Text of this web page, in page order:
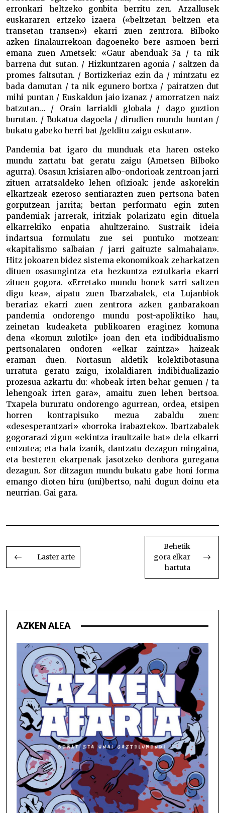
erronkari heltzeko gonbita berritu zen. Arzallusek
euskararen ertzeko izaera («beltzetan beltzen eta
transetan transen») ekarri zuen zentrora. Bilboko
azken finalaurrekoan dagoeneko bere asmoen berri
emana zuen Ametsek: «Gaur abenduak 3a / ta nik
barrena dut sutan. / Hizkuntzaren agonia / saltzen da
promes faltsutan. / Bortizkeriaz ezin da / mintzatu ez
bada damutan / ta nik egunero bortxa / pairatzen dut
mihi puntan / Euskaldun jaio izanaz / amorratzen naiz
batzutan… / Orain larrialdi globala / dago guztion
burutan. / Bukatua dagoela / dirudien mundu huntan /
bukatu gabeko herri bat /gelditu zaigu eskutan».
Pandemia bat igaro du munduak eta haren osteko
mundu zartatu bat geratu zaigu (Ametsen Bilboko
agurra). Osasun krisiaren albo-ondorioak zentroan jarri
zituen arratsaldeko lehen ofizioak: jende askorekin
elkartzeak ezeroso sentiarazten zuen pertsona baten
gorputzean jarrita; bertan performatu egin zuten
pandemiak jarrerak, iritziak polarizatu egin dituela
elkarrekiko enpatia ahultzeraino. Sustraik ideia
indartsua formulatu zue sei puntuko motzean:
«kapitalismo salbaian / jarri gaituzte salmahaian».
Hitz jokoaren bidez sistema ekonomikoak zeharkatzen
dituen osasungintza eta hezkuntza eztulkaria ekarri
zituen gogora. «Erretako mundu honek sarri saltzen
digu kea», aipatu zuen Ibarzabalek, eta Lujanbiok
berariaz ekarri zuen zentrora azken ganbarakoan
pandemia ondorengo mundu post-apoliktiko hau,
zeinetan kudeaketa publikoaren eraginez komuna
dena «komun zulotik» joan den eta indibidualismo
pertsonalaren ondoren «elkar zaintza» haizeak
eraman duen. Nortasun aldetik kolektibotasuna
urratuta geratu zaigu, ixolaldiaren indibidualizazio
prozesua azkartu du: «hobeak irten behar genuen / ta
lehengoak irten gara», amaitu zuen lehen bertsoa.
Txapela bururatu ondorengo agurrean, ordea, etsipen
horren kontrapisuko mezua zabaldu zuen:
«desesperantzari» «borroka irabazteko». Ibartzabalek
gogorarazi zigun «ekintza iraultzaile bat» dela elkarri
entzutea; eta hala izanik, dantzatu dezagun mingaina,
eta besteren ekarpenak jasotzeko denbora guregana
dezagun. Sor ditzagun mundu bukatu gabe honi forma
emango dioten hiru (uni)bertso, nahi dugun doinu eta
neurrian. Gai gara.
BIDALKETETAN
ZEHAR
NABIGATU
Laster arte
Behetik
gora elkar
hartuta
AZKEN ALEA